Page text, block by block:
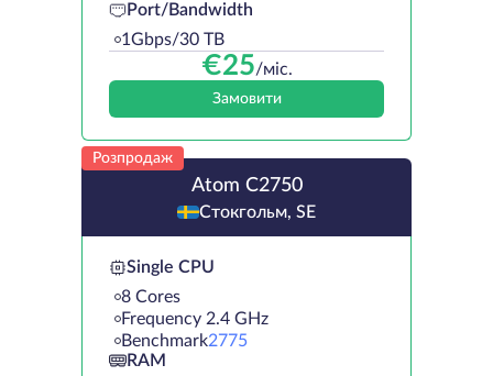
Port/Bandwidth
1Gbps/30 TB
€25/міс.
Замовити
Розпродаж
Atom C2750
Стокгольм, SE
Single CPU
8 Cores
Frequency 2.4 GHz
Benchmark2775
RAM